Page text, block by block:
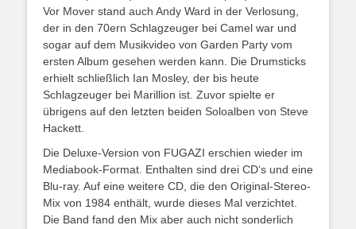
Vor Mover stand auch Andy Ward in der Verlosung,
der in den 70ern Schlagzeuger bei Camel war und
sogar auf dem Musikvideo von Garden Party vom
ersten Album gesehen werden kann. Die Drumsticks
erhielt schließlich Ian Mosley, der bis heute
Schlagzeuger bei Marillion ist. Zuvor spielte er
übrigens auf den letzten beiden Soloalben von Steve
Hackett.
Die Deluxe-Version von FUGAZI erschien wieder im
Mediabook-Format. Enthalten sind drei CD‘s und eine
Blu-ray. Auf eine weitere CD, die den Original-Stereo-
Mix von 1984 enthält, wurde dieses Mal verzichtet.
Die Band fand den Mix aber auch nicht sonderlich